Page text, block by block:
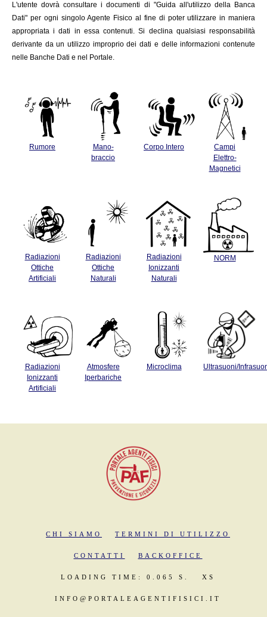
L'utente dovrà consultare i documenti di "Guida all'utilizzo della Banca
Dati" per ogni singolo Agente Fisico al fine di poter utilizzare in maniera
appropriata i dati in essa contenuti. Si declina qualsiasi responsabilità
derivante da un utilizzo improprio dei dati e delle informazioni contenute
nelle Banche Dati e nel Portale.
Rumore
Mano-
braccio
Corpo Intero
Campi
Elettro-
Magnetici
Radiazioni
Ottiche
Artificiali
Radiazioni
Ottiche
Naturali
Radiazioni
Ionizzanti
Naturali
NORM
Radiazioni
Ionizzanti
Artificiali
Atmosfere
Iperbariche
Microclima Ultrasuoni/
CHI SIAMO TERMINI DI UTILIZZO
CONTATTI BACKOFFICE
LOADING TIME: 0.065 S. XS
INFO@PORTALEAGENTIFISICI.IT